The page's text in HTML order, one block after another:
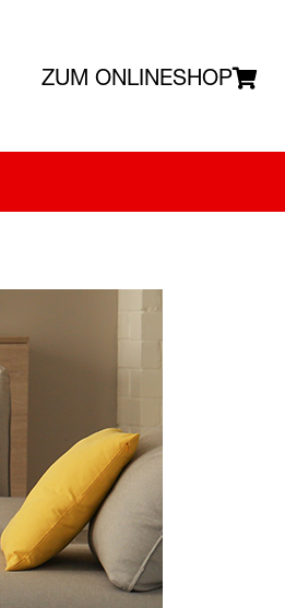
ZUM ONLINESHOP